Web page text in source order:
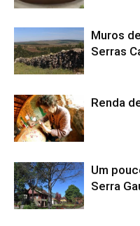
Muros
Serras
Renda
Um
Serra